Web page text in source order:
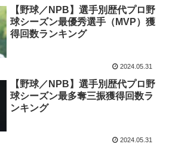
【野球／NPB】選手別歴代プロ野
球シーズン最優秀選手（MVP）獲
得回数ランキング
2024.05.31
【野球／NPB】選手別歴代プロ野
球シーズン最多奪三振獲得回数ラ
ンキング
2024.05.31